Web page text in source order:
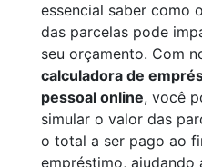
essencial saber como
das parcelas pode
seu orçamento. Com
calculadora de
pessoal online, você
simular o valor das
o total a ser pago ao
empréstimo, ajudando